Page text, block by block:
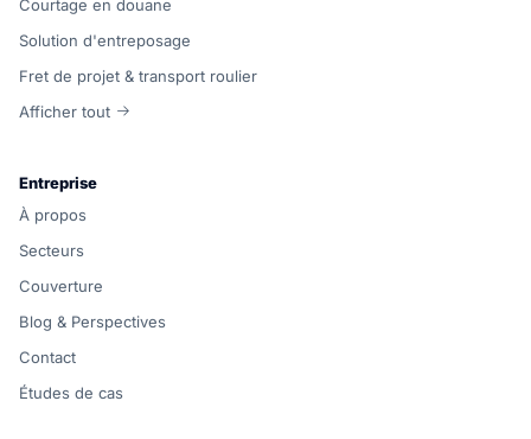
Courtage en douane
Solution d'entreposage
Fret de projet & transport roulier
Afficher tout
Entreprise
À propos
Secteurs
Couverture
Blog & Perspectives
Contact
Études de cas